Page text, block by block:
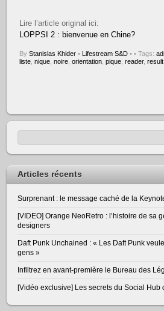
Lire l’article original ici:
LOPPSI 2 : bienvenue en Chine?
ByStanislas Khider • Lifestream S&D • • Tags:
liste ,nique ,noire ,orientation ,pique ,reader,result
Articles récents
Surprenant : le message caché de la
[VIDEO] Orange NeoRetro : l’histoire de sa
designers
Daft Punk Unchained : « Les Daft Punk
gens »
Infiltrez en avant-première le Bureau des
[Vidéo exclusive] Les secrets du Social Hub